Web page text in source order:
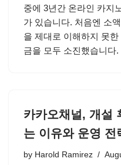
중에 3년간 온라인 카지
가 있습니다. 처음엔 소
을 제대로 이해하지 못
금을 모두 소진했습니다
카카오채널, 개설
는 이유와 운영 전
by Harold Ramirez